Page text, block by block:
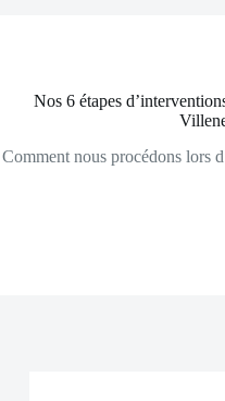
Nos 6 étapes
Comment nous procédons lors